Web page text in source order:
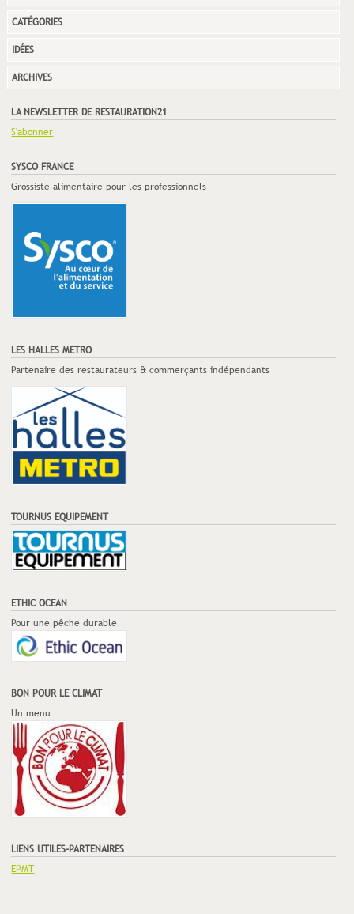
CATÉGORIES
IDÉES
ARCHIVES
LA NEWSLETTER DE RESTAURATION21
S'abonner
SYSCO FRANCE
Grossiste alimentaire pour les professionnels
LES HALLES METRO
Partenaire des restaurateurs & commerçants indépendants
TOURNUS EQUIPEMENT
ETHIC OCEAN
Pour une pêche durable
BON POUR LE CLIMAT
Un menu
LIENS UTILES-PARTENAIRES
EPMT